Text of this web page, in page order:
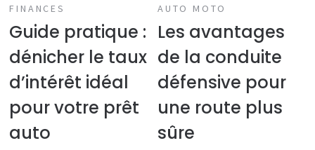
FINANCES
Guide pratique :
dénicher le taux
d’intérêt idéal
pour votre prêt
auto
AUTO MOTO
Les avantages
de la conduite
défensive pour
une route plus
sûre